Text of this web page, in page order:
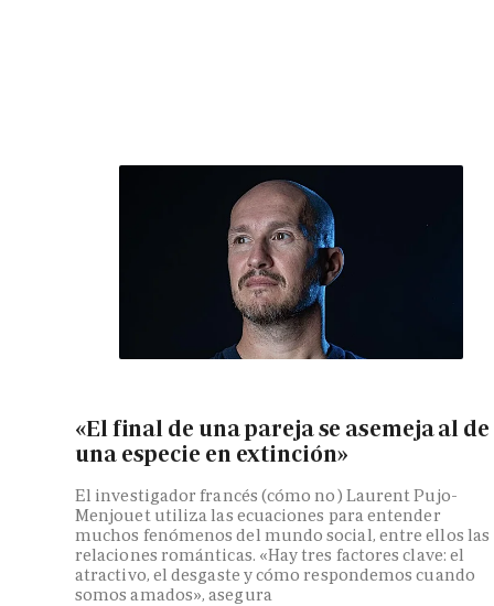
«El final de una pareja se asemeja al de
una especie en extinción»
El investigador francés (cómo no) Laurent Pujo-
Menjouet utiliza las ecuaciones para entender
muchos fenómenos del mundo social, entre ellos las
relaciones románticas. «Hay tres factores clave: el
atractivo, el desgaste y cómo respondemos cuando
somos amados», asegura